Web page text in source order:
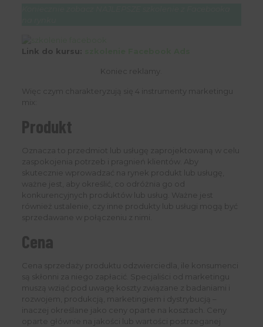
Link do kursu:
Koniec reklamy.
Więc czym charakteryzują się 4 instrumenty marketingu
mix:
Produkt
Oznacza to przedmiot lub usługę zaprojektowaną w celu
zaspokojenia potrzeb i pragnień klientów. Aby
skutecznie wprowadzać na rynek produkt lub usługę,
ważne jest, aby określić, co odróżnia go od
konkurencyjnych produktów lub usług. Ważne jest
również ustalenie, czy inne produkty lub usługi mogą być
sprzedawane w połączeniu z nimi.
Cena
Cena sprzedaży produktu odzwierciedla, ile konsumenci
są skłonni za niego zapłacić. Specjaliści od marketingu
muszą wziąć pod uwagę koszty związane z badaniami i
rozwojem, produkcją, marketingiem i dystrybucją –
inaczej określane jako ceny oparte na kosztach. Ceny
oparte głównie na jakości lub wartości postrzeganej